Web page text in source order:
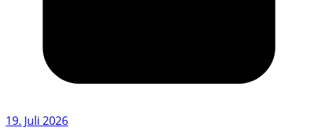
19. Juli 2026